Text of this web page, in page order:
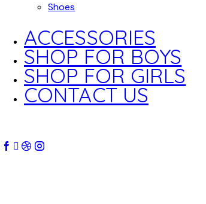
Shoes
ACCESSORIES
SHOP FOR BOYS
SHOP FOR GIRLS
CONTACT US